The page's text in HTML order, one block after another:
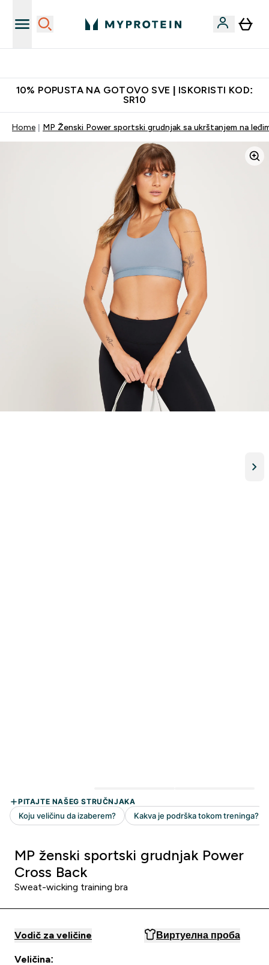
10% POPUSTA NA GOTOVO SVE | ISKORISTI KOD:
SR10
Home MP Ženski Power sportski grudnjak sa ukrštanjem na
MP ženski sportski grudnjak Power
Cross Back
Sweat-wicking training bra
Vodič za veličine Виртуелна проба
Veličina: